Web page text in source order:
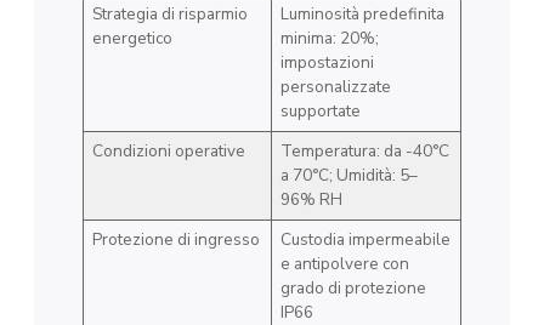
Strategia di risparmio
energetico
Luminosità predefinita
minima: 20%;
impostazioni
personalizzate
supportate
Condizioni operative
Temperatura: da -40°C
a 70°C; Umidità: 5–
96% RH
Protezione di ingresso
Custodia impermeabile
e antipolvere con
grado di protezione
IP66